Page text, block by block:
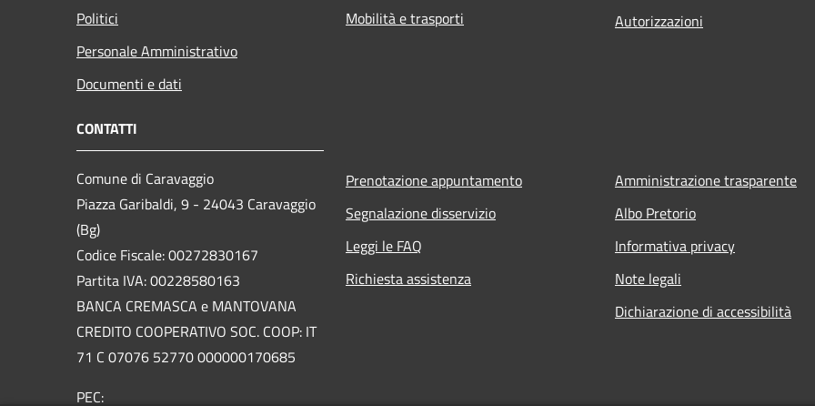
Politici
Personale Amministrativo
Documenti e dati
Mobilità e trasporti
Autorizzazioni
CONTATTI
Comune di Caravaggio
Piazza Garibaldi, 9 - 24043 Caravaggio
(Bg)
Codice Fiscale: 00272830167
Partita IVA: 00228580163
BANCA CREMASCA e MANTOVANA
CREDITO COOPERATIVO SOC. COOP: IT
71 C 07076 52770 000000170685
PEC:
Prenotazione appuntamento
Segnalazione disservizio
Leggi le FAQ
Richiesta assistenza
Amministrazione trasparente
Albo Pretorio
Informativa privacy
Note legali
Dichiarazione di accessibilità